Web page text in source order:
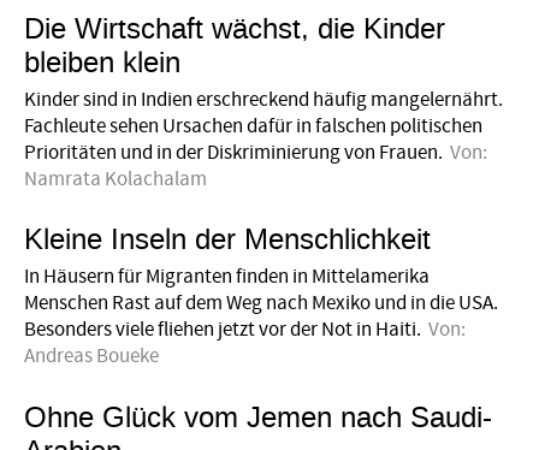
Die Wirtschaft wächst, die Kinder
bleiben klein
Kinder sind in Indien erschreckend häufig mangelernährt.
Fachleute sehen Ursachen dafür in falschen politischen
Prioritäten und in der Diskriminierung von Frauen. Von:
Namrata Kolachalam
Kleine Inseln der Menschlichkeit
In Häusern für Migranten finden in Mittelamerika
Menschen Rast auf dem Weg nach Mexiko und in die USA.
Besonders viele fliehen jetzt vor der Not in Haiti. Von:
Andreas Boueke
Ohne Glück vom Jemen nach Saudi-